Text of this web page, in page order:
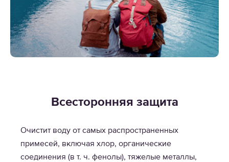
Всесторонняя защита
Очистит воду от самых распространенных
примесей, включая хлор, органические
соединения (в т. ч. фенолы), тяжелые металлы,